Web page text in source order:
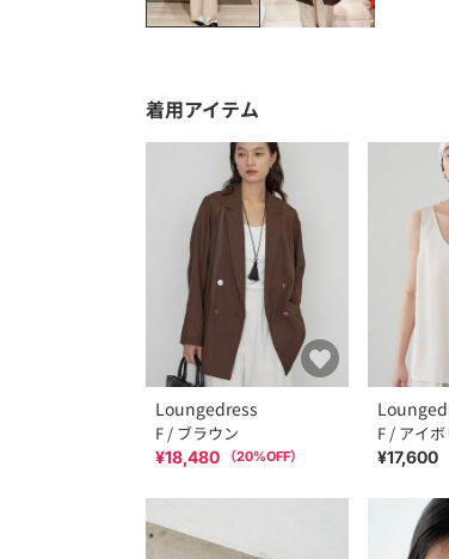
着用アイテム
Loungedress
F / ブラウン
¥18,480 （20%OFF）
F / アイ
¥17,600